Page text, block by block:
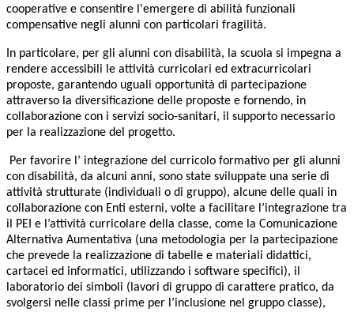
cooperative e consentire l'emergere di abilità funzionali
compensative negli alunni con particolari fragilità.
In particolare, per gli alunni con disabilità, la scuola si impegna a
rendere accessibili le attività curricolari ed extracurricolari
proposte, garantendo uguali opportunità di partecipazione
attraverso la diversificazione delle proposte e fornendo, in
collaborazione con i servizi socio-sanitari, il supporto necessario
per la realizzazione del progetto.
Per favorire l’ integrazione del curricolo formativo per gli alunni
con disabilità, da alcuni anni, sono state sviluppate una serie di
attività strutturate (individuali o di gruppo), alcune delle quali in
collaborazione con Enti esterni, volte a facilitare l’integrazione tra
il PEI e l’attività curricolare della classe, come la Comunicazione
Alternativa Aumentativa (una metodologia per la partecipazione
che prevede la realizzazione di tabelle e materiali didattici,
cartacei ed informatici, utilizzando i software specifici), il
laboratorio dei simboli (lavori di gruppo di carattere pratico, da
svolgersi nelle classi prime per l’inclusione nel gruppo classe),